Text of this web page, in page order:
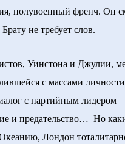
полувоенный френч. Он
не требует слов.
Уинстона и Джулии,
с массами
с партийным лидером
и предательство… Но
Лондон